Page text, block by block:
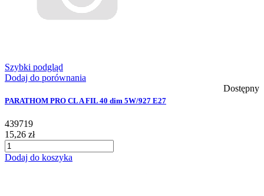
Szybki podgląd
Dodaj do porównania
Dostępny
PARATHOM PRO CL A FIL 40 dim 5W/927 E27
439719
15,26 zł
Dodaj do koszyka